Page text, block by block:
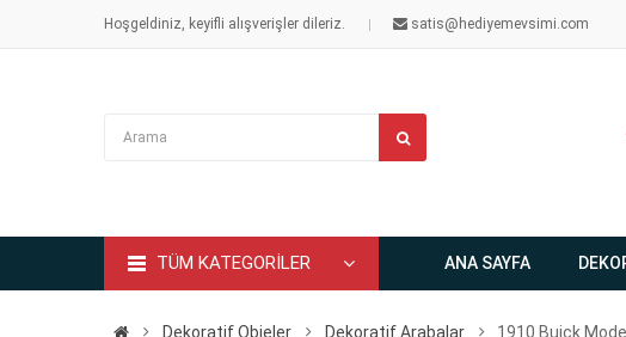
Hoşgeldiniz, keyifli alışverişler dileriz. satis@hediyemevsimi.com
TÜM KATEGORİLER ANA SAYFA
Dekoratif Objeler Dekoratif Arabalar 1910 Buick